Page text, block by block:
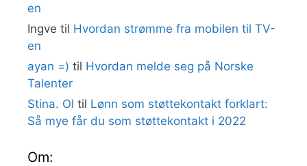
en
Ingve til Hvordan strømme fra mobilen til TV-
en
ayan =) til Hvordan melde seg på Norske
Talenter
Stina. Ol til Lønn som støttekontakt forklart:
Så mye får du som støttekontakt i 2022
Om: